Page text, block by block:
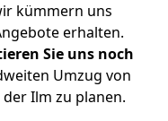
kümmern uns
erhalten.
Sie uns noch
Umzug von
Ilm zu planen.